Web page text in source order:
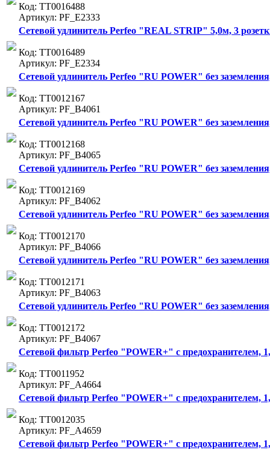
Код: ТТ0016488
Артикул: PF_E2333
Сетевой удлинитель Perfeo "REAL STRIP" 5,0м, 3
Код: ТТ0016489
Артикул: PF_E2334
Сетевой удлинитель Perfeo "RU POWER" без
Код: ТТ0012167
Артикул: PF_B4061
Сетевой удлинитель Perfeo "RU POWER" без
Код: ТТ0012168
Артикул: PF_B4065
Сетевой удлинитель Perfeo "RU POWER" без
Код: ТТ0012169
Артикул: PF_B4062
Сетевой удлинитель Perfeo "RU POWER" без
Код: ТТ0012170
Артикул: PF_B4066
Сетевой удлинитель Perfeo "RU POWER" без
Код: ТТ0012171
Артикул: PF_B4063
Сетевой удлинитель Perfeo "RU POWER" без
Код: ТТ0012172
Артикул: PF_B4067
Сетевой фильтр Perfeo "POWER+" с предохранителем,
Код: ТТ0011952
Артикул: PF_A4664
Сетевой фильтр Perfeo "POWER+" с предохранителем,
Код: ТТ0012035
Артикул: PF_A4659
Сетевой фильтр Perfeo "POWER+" с предохранителем,